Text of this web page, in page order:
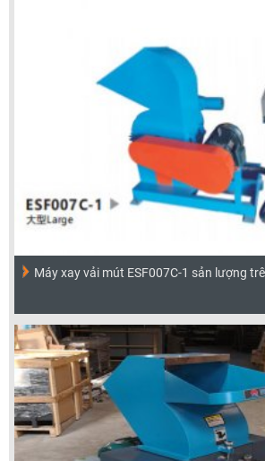
Máy xay vải mút ESF007C-1 sản lượng